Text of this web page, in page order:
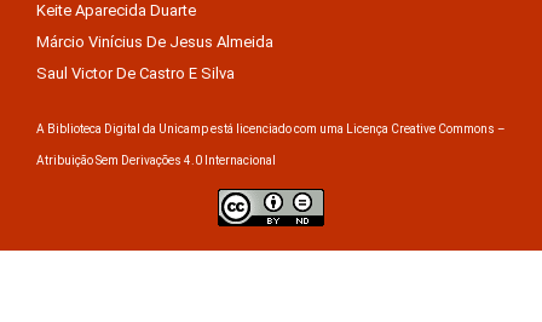
Keite Aparecida Duarte
Márcio Vinícius De Jesus Almeida
Saul Victor De Castro E Silva
A Biblioteca Digital da Unicamp está licenciado com uma Licença Creative Commons –
Atribuição Sem Derivações 4.0 Internacional